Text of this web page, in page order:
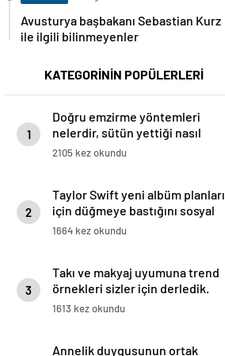
Avusturya başbakanı Sebastian Kurz
ile ilgili bilinmeyenler
KATEGORİNİN POPÜLERLERİ
1
Doğru emzirme yöntemleri
nelerdir, sütün yettiği nasıl
anlaşılır?
2105 kez okundu
2
Taylor Swift yeni albüm planları
için düğmeye bastığını sosyal
medyadan duyurdu!
1664 kez okundu
3
Takı ve makyaj uyumuna trend
örnekleri sizler için derledik.
1613 kez okundu
Annelik duygusunun ortak